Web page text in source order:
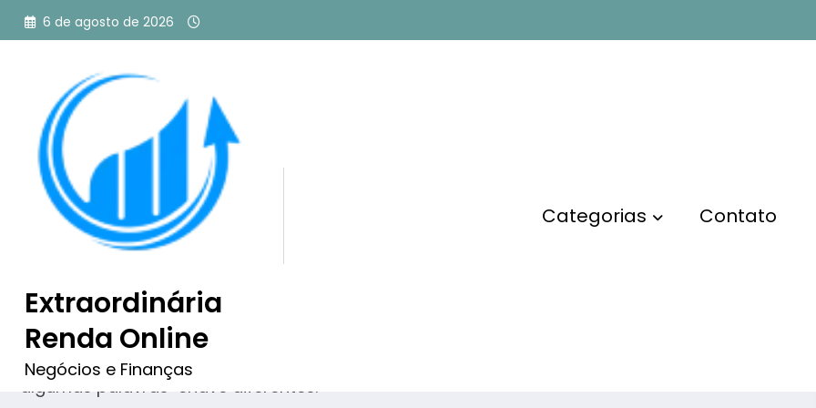
Pular
para
6 de agosto de 2026
Extraordinária
Renda Online
Negócios e Finanças
Categorias Contato
Tag: Como Vender Cursos Online na
eduzz
Nada encontrado
Desculpe, mas nada corresponde aos seus critérios de busca. Por favor, tente novamente com
algumas palavras-chave diferentes.